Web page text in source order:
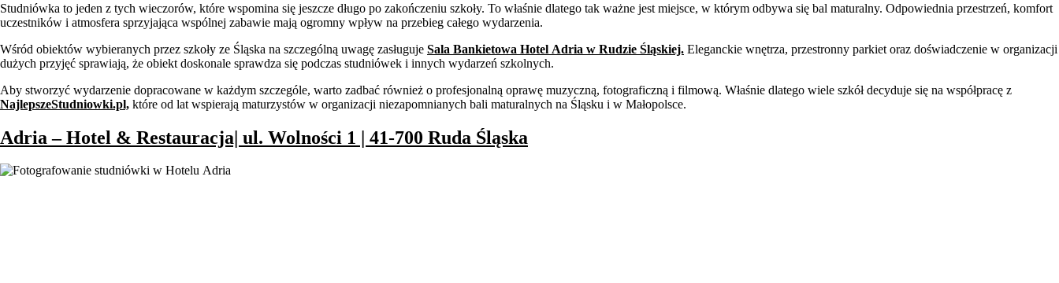
Studniówka to jeden z tych wieczorów, które wspomina się jeszcze długo po zakończeniu szkoły. To właśnie dlatego tak ważne jest miejsce, w którym odbywa się bal maturalny. Odpowiednia przestrzeń, komfort
uczestników i atmosfera sprzyjająca wspólnej zabawie mają ogromny wpływ na przebieg całego wydarzenia.
Wśród obiektów wybieranych przez szkoły ze Śląska na szczególną uwagę zasługuje Sala Bankietowa Hotel Adria w Rudzie Śląskiej. Eleganckie wnętrza, przestronny parkiet oraz doświadczenie w organizacji
dużych przyjęć sprawiają, że obiekt doskonale sprawdza się podczas studniówek i innych wydarzeń szkolnych.
Aby stworzyć wydarzenie dopracowane w każdym szczególe, warto zadbać również o profesjonalną oprawę muzyczną, fotograficzną i filmową. Właśnie dlatego wiele szkół decyduje się na współpracę z
NajlepszeStudniowki.pl, które od lat wspierają maturzystów w organizacji niezapomnianych bali maturalnych na Śląsku i w Małopolsce.
Adria – Hotel & Restauracja| ul. Wolności 1 | 41-700 Ruda Śląska